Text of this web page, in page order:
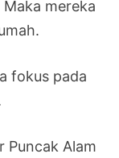
mereka
fokus pada
Puncak Alam